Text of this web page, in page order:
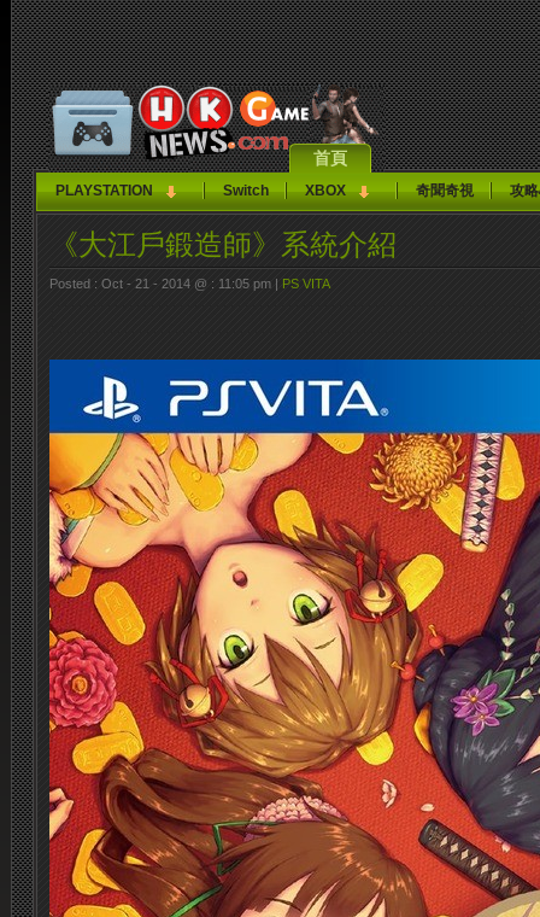
首頁
PLAYSTATION Switch XBOX 奇聞奇視 攻
《大江戶鍛造師》系統介紹
Posted : Oct - 21 - 2014 @ : 11:05 pm | PS VITA